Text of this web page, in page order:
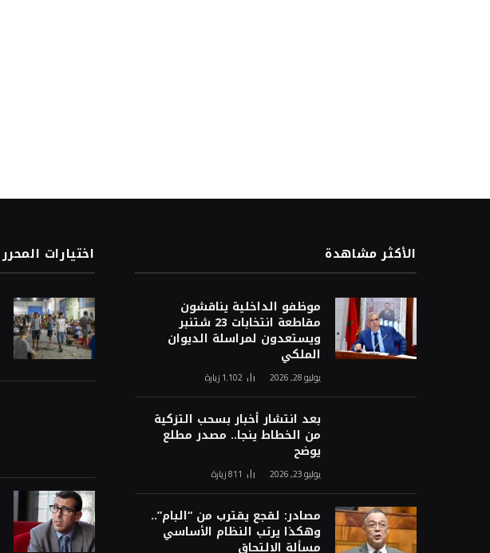
الأكثر مشاهدة
موظفو الداخلية يناقشون
مقاطعة انتخابات 23 شتنبر
ويستعدون لمراسلة الديوان
الملكي
يوليو 28, 2026 1٬102 زيارة
بعد انتشار أخبار بسحب التزكية
من الخطاط ينجا.. مصدر مطلع
يوضح
يوليو 23, 2026 811زيارة
مصادر: لقجع يقترب من “البام”..
وهكذا يرتب النظام الأساسي
مسألة الالتحاق
اختيارات المحرر